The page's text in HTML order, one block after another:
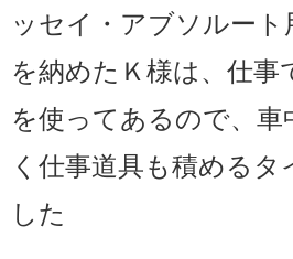
ッセイ・アブソルート
を納めたＫ様は、仕事
を使ってあるので、車
く仕事道具も積める
した